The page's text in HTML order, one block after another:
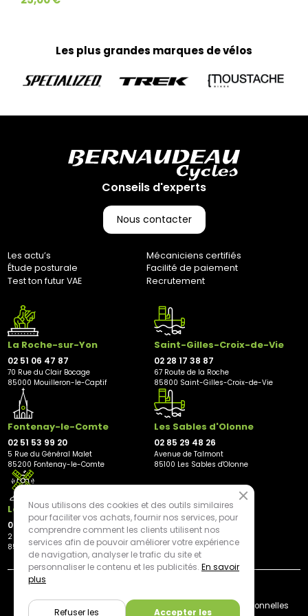
d’expédition les week-ends et jours fériés)
Pour vos équipements lourds, nous faisons appel au
Comme indiqué dans nos Conditions Générales de Vente
(CGV), les frais de retour sont à votre charge, sauf en cas
d'erreur de notre part. Pour toute question, n'hésitez pas à
nous contacter au 0251064787 ou par e-mail à
marketing@bernaudeaucycles.fr.
Bernaudeau Cycles
70 rue du Clair Bocage
85000, Mouilleron-Le-Captif
Les plus grandes marques de vélos
Conseils d'experts
Nous contacter
Les actu’s
Mécaniciens certifiés
Étude posturale
Facilité de paiement
Test ton futur VAE
Recrutement
La Roche-sur-Yon
02 51 06 47 87
70 Rue du Clair Bocage
85000 Mouilleron-le-Captif
Saint-Gilles-Croix-de-Vie
02 28 17 38 87
67 Route de la Roche
85800 Saint-Gilles-Croix-de-Vie
Fontenay-le-Comte
02 51 53 99 20
5 Rue du Général Malet
85200 Fontenay-le-Comte
Les Sables d'Olonne
02 85 29 48 26
Avenue de Talmont
85100 Les Sables d'Olonne
Les Herbiers
02 21 81 23 11
2 rue des Peupliers
85500 Les Herbiers
Livraison
Plan du site Mentions légales
Données personnelles
Nous utilisons des cookies et des outils similaires
pour faciliter vos achats, fournir nos services, pour
comprendre comment les clients utilisent nos
services afin de pouvoir améliorer votre expérience
de navigation, analyser le trafic du site et
personnaliser le contenu et les publicités. En savoir
plus
Accepter les
Refuser les